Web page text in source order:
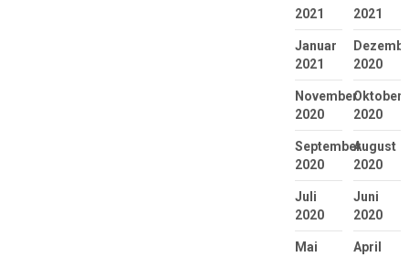
2021
2021
Januar
2021
2020
November
2020
Oktober
2020
September
2020
August
2020
Juli
2020
Juni
2020
Mai
April